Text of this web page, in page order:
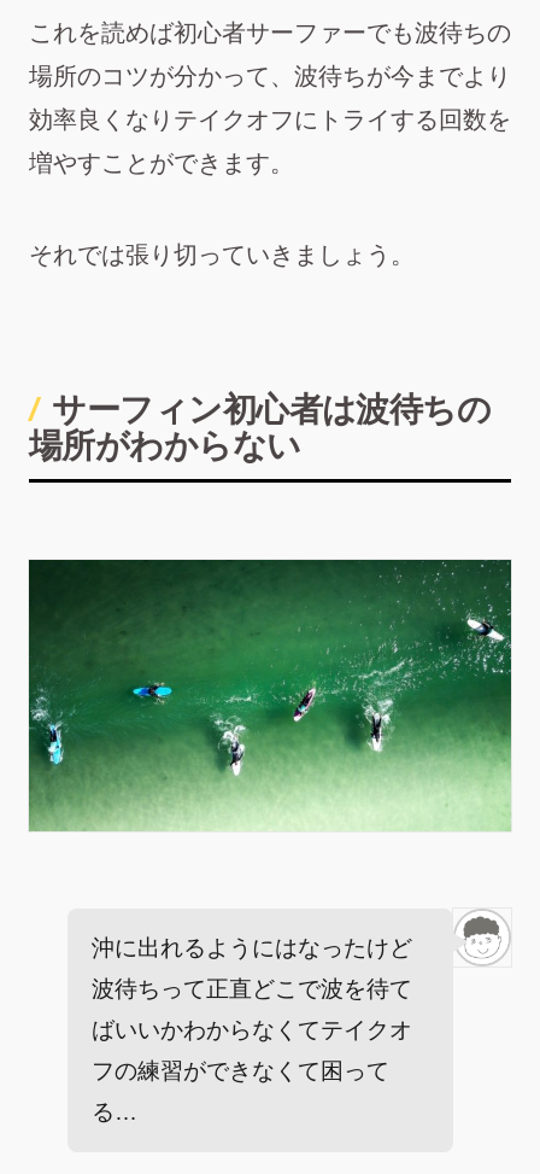
これを読めば初心者サーファーでも波待ちの
場所のコツが分かって、波待ちが今までより
効率良くなりテイクオフにトライする回数を
増やすことができます。
それでは張り切っていきましょう。
サーフィン初心者は波待ちの
場所がわからない
沖に出れるようにはなったけど
波待ちって正直どこで波を待て
ばいいかわからなくてテイクオ
フの練習ができなくて困って
る…